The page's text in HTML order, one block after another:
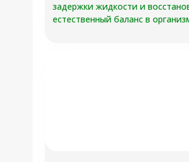
задержки жидкости и
естественный баланс в